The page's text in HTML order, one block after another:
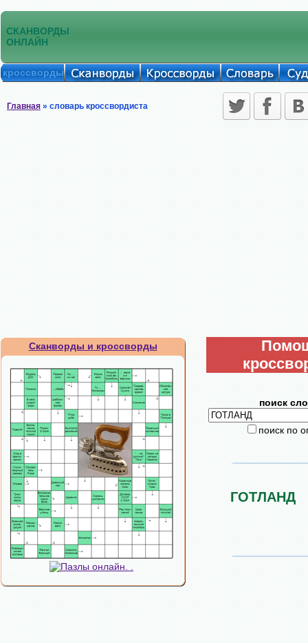
СКАНВОРДЫ
ОНЛАЙН
кроссворды
Главная » словарь кроссвордиста
Сканворды и кроссворды
поиск
поиск по
ГОТЛАНД